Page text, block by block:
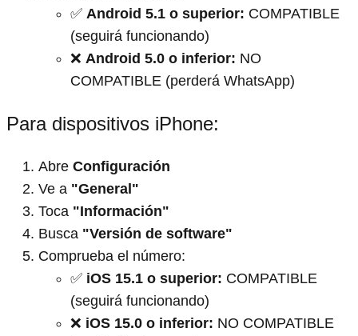
✅ Android 5.1 o superior: COMPATIBLE
(seguirá funcionando)
❌ Android 5.0 o inferior: NO
COMPATIBLE (perderá WhatsApp)
Para dispositivos iPhone:
Abre Configuración
Ve a "General"
Toca "Información"
Busca "Versión de software"
Comprueba el número:
✅ iOS 15.1 o superior: COMPATIBLE
(seguirá funcionando)
❌ iOS 15.0 o inferior: NO COMPATIBLE